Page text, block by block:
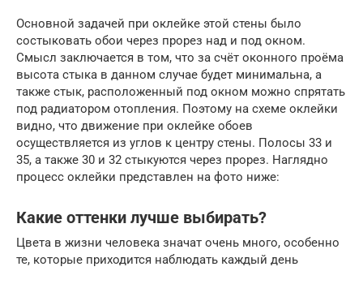
Основной задачей при оклейке этой стены было
состыковать обои через прорез над и под окном.
Смысл заключается в том, что за счёт оконного проёма
высота стыка в данном случае будет минимальна, а
также стык, расположенный под окном можно спрятать
под радиатором отопления. Поэтому на схеме оклейки
видно, что движение при оклейке обоев
осуществляется из углов к центру стены. Полосы 33 и
35, а также 30 и 32 стыкуются через прорез. Наглядно
процесс оклейки представлен на фото ниже:
Какие оттенки лучше выбирать?
Цвета в жизни человека значат очень много, особенно
те, которые приходится наблюдать каждый день